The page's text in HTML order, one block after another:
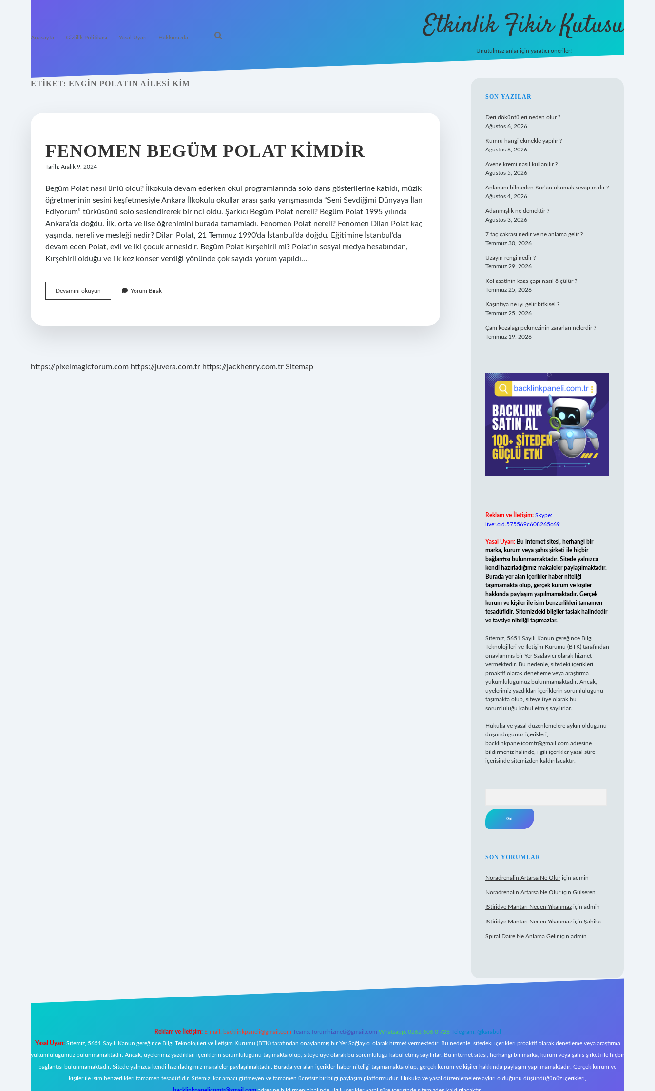
Anasayfa Gizlilik Politikası Yasal Uyarı Hakkımızda Etkinlik Fikir Kutusu
Unutulmaz anlar için yaratıcı öneriler!
ETIKET: ENGIN POLATIN AILESI KIM
FENOMEN BEGÜM POLAT KIMDIR
Tarih: Aralık 9, 2024
Begüm Polat nasıl ünlü oldu? İlkokula devam ederken okul programlarında solo dans gösterilerine katıldı, müzik
öğretmeninin sesini keşfetmesiyle Ankara İlkokulu okullar arası şarkı yarışmasında “Seni Sevdiğimi Dünyaya İlan
Ediyorum” türküsünü solo seslendirerek birinci oldu. Şarkıcı Begüm Polat nereli? Begüm Polat 1995 yılında
Ankara’da doğdu. İlk, orta ve lise öğrenimini burada tamamladı. Fenomen Polat nereli? Fenomen Dilan Polat kaç
yaşında, nereli ve mesleği nedir? Dilan Polat, 21 Temmuz 1990’da İstanbul’da doğdu. Eğitimine İstanbul’da
devam eden Polat, evli ve iki çocuk annesidir. Begüm Polat Kırşehirli mi? Polat’ın sosyal medya hesabından,
Kırşehirli olduğu ve ilk kez konser verdiği yönünde çok sayıda yorum yapıldı.…
Devamını okuyun Fenomen
Begüm
Yorum Bırak
https://pixelmagicforum.com https://juvera.com.tr https://jackhenry.com.tr Sitemap
SIDEBAR
SON YAZILAR
Deri döküntüleri neden olur ?
Ağustos 6, 2026
Kumru hangi ekmekle yapılır ?
Ağustos 6, 2026
Avene kremi nasıl kullanılır ?
Ağustos 5, 2026
Anlamını bilmeden Kur’an okumak sevap mıdır ?
Ağustos 4, 2026
Adanmışlık ne demektir ?
Ağustos 3, 2026
7 taç çakrası nedir ve ne anlama gelir ?
Temmuz 30, 2026
Uzayın rengi nedir ?
Temmuz 29, 2026
Kol saatinin kasa çapı nasıl ölçülür ?
Temmuz 25, 2026
Kaşıntıya ne iyi gelir bitkisel ?
Temmuz 25, 2026
Çam kozalağı pekmezinin zararları nelerdir ?
Temmuz 19, 2026
Reklam ve İletişim: Skype:
live:.cid.575569c608265c69
Yasal Uyarı: Bu internet sitesi, herhangi bir
marka, kurum veya şahıs şirketi ile hiçbir
bağlantısı bulunmamaktadır. Sitede yalnızca
kendi hazırladığımız makaleler paylaşılmaktadır.
Burada yer alan içerikler haber niteliği
taşımamakta olup, gerçek kurum ve kişiler
hakkında paylaşım yapılmamaktadır. Gerçek
kurum ve kişiler ile isim benzerlikleri tamamen
tesadüfidir. Sitemizdeki bilgiler taslak halindedir
ve tavsiye niteliği taşımazlar.
Sitemiz, 5651 Sayılı Kanun gereğince Bilgi
Teknolojileri ve İletişim Kurumu (BTK) tarafından
onaylanmış bir Yer Sağlayıcı olarak hizmet
vermektedir. Bu nedenle, sitedeki içerikleri
proaktif olarak denetleme veya araştırma
yükümlülüğümüz bulunmamaktadır. Ancak,
üyelerimiz yazdıkları içeriklerin sorumluluğunu
taşımakta olup, siteye üye olarak bu
sorumluluğu kabul etmiş sayılırlar.
Hukuka ve yasal düzenlemelere aykırı olduğunu
düşündüğünüz içerikleri,
backlinkpanelicomtr@gmail.com adresine
bildirmeniz halinde, ilgili içerikler yasal süre
içerisinde sitemizden kaldırılacaktır.
SON YORUMLAR
Noradrenalin Artarsa Ne Oluriçin admin
Noradrenalin Artarsa Ne Oluriçin Gülseren
İStiridye Mantarı Neden Yıkanmaziçin admin
İStiridye Mantarı Neden Yıkanmaziçin Şahika
Spiral Daire Ne Anlama Geliriçin admin
Reklam ve İletişim: E-mail: backlinkpaneli@gmail.com Teams: forumhizmeti@gmail.com Whatsapp: 0262 606 0 726 Telegram: @karabul
Yasal Uyarı:Sitemiz, 5651 Sayılı Kanun gereğince Bilgi Teknolojileri ve İletişim Kurumu (BTK) tarafından onaylanmış bir Yer Sağlayıcı olarak hizmet vermektedir. Bu nedenle, sitedeki içerikleri proaktif olarak denetleme veya araştırma
yükümlülüğümüz bulunmamaktadır. Ancak, üyelerimiz yazdıkları içeriklerin sorumluluğunu taşımakta olup, siteye üye olarak bu sorumluluğu kabul etmiş sayılırlar. Bu internet sitesi, herhangi bir marka, kurum veya şahıs şirketi ile hiçbir
bağlantısı bulunmamaktadır. Sitede yalnızca kendi hazırladığımız makaleler paylaşılmaktadır. Burada yer alan içerikler haber niteliği taşımamakta olup, gerçek kurum ve kişiler hakkında paylaşım yapılmamaktadır. Gerçek kurum ve
kişiler ile isim benzerlikleri tamamen tesadüfidir. Sitemiz, kar amacı gütmeyen ve tamamen ücretsiz bir bilgi paylaşım platformudur. Hukuka ve yasal düzenlemelere aykırı olduğunu düşündüğünüz içerikleri,